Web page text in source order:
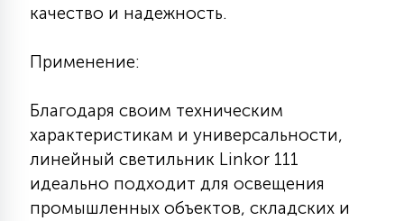
качество и надежность.
Применение:
Благодаря своим техническим
характеристикам и универсальности,
линейный светильник Linkor 111
идеально подходит для освещения
промышленных объектов, складских и